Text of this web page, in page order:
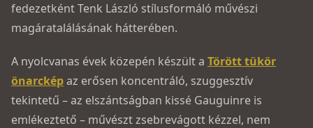
fedezetként Tenk László stílusformáló művészi
magáratalálásának hátterében.
A nyolcvanas évek közepén készült a Törött tükör
önarcképaz erősen koncentráló, szuggesztív
tekintetű – az elszántságban kissé Gauguinre is
emlékeztető – művészt zsebrevágott kézzel, nem